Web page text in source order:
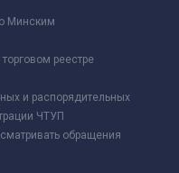
Минским
реестре
и распорядительных
ЧТУП
обращения